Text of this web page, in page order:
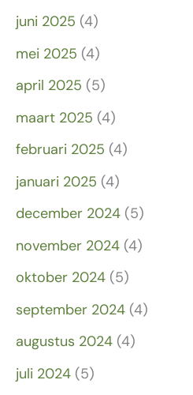
juni 2025 (4)
mei 2025 (4)
april 2025 (5)
maart 2025 (4)
februari 2025 (4)
januari 2025 (4)
december 2024 (5)
november 2024 (4)
oktober 2024 (5)
september 2024 (4)
augustus 2024 (4)
juli 2024 (5)